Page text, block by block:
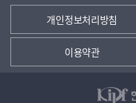
개인정보처리방침
이용약관